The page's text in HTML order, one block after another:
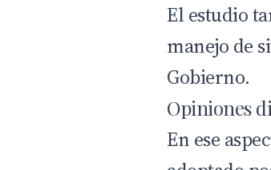
El estudio
manejo de
Gobierno.
Opiniones
En ese